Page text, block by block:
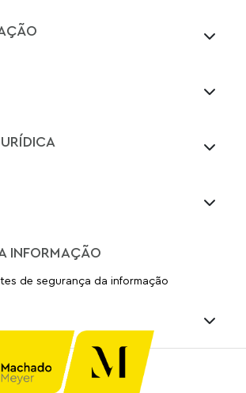
INFORMAÇÃO
de segurança da informação